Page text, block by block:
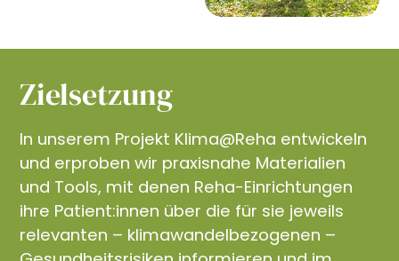
Zielsetzung
In unserem Projekt Klima@Reha entwickeln
und erproben wir praxisnahe Materialien
und Tools, mit denen Reha-Einrichtungen
ihre Patient:innen über die für sie jeweils
relevanten – klimawandelbezogenen –